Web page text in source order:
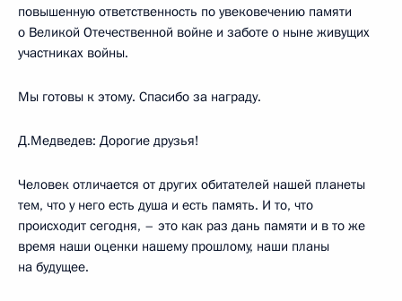
повышенную ответственность по увековечению памяти
о Великой Отечественной войне и заботе о ныне живущих
участниках войны.
Мы готовы к этому. Спасибо за награду.
Д.Медведев: Дорогие друзья!
Человек отличается от других обитателей нашей планеты
тем, что у него есть душа и есть память. И то, что
происходит сегодня, – это как раз дань памяти и в то же
время наши оценки нашему прошлому, наши планы
на будущее.